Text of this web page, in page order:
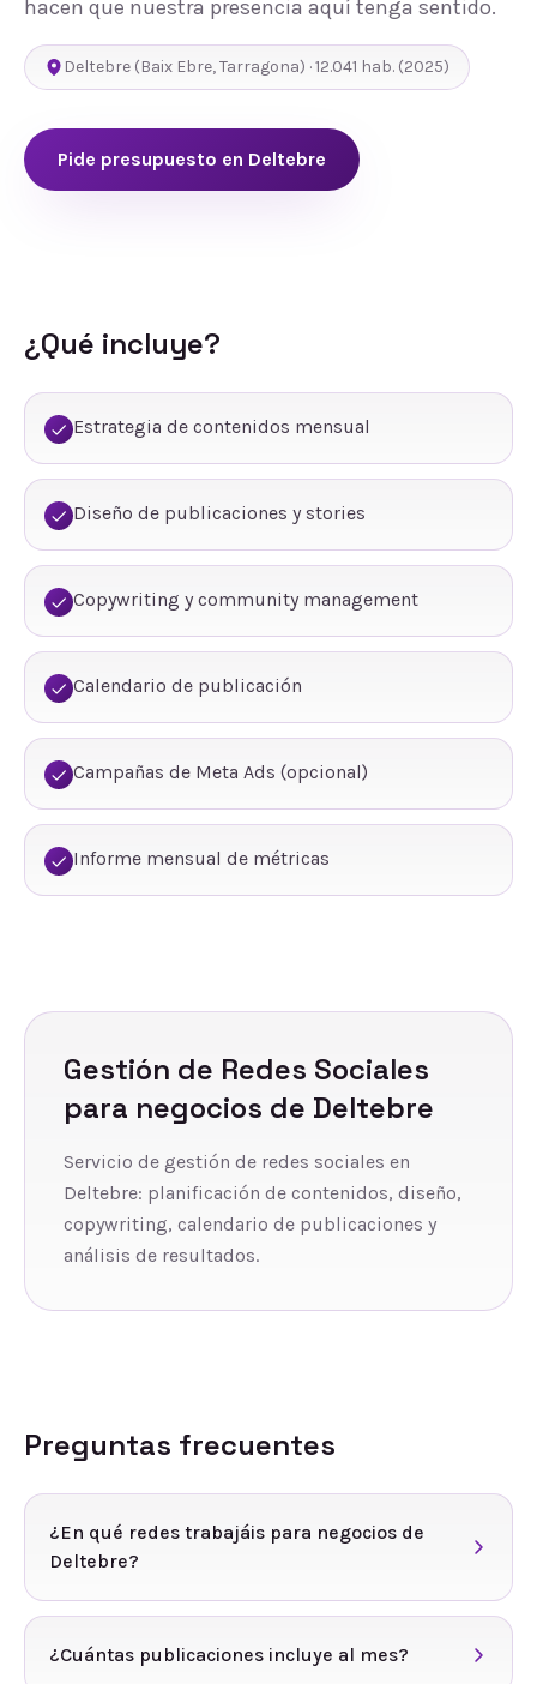
hacen que nuestra presencia aquí tenga sentido.
Deltebre (Baix Ebre,Tarragona) ·12.041 hab. (2025)
Pide presupuesto en Deltebre
¿Qué incluye?
Estrategia de contenidos mensual
Diseño de publicaciones y stories
Copywriting y community management
Calendario de publicación
Campañas de Meta Ads (opcional)
Informe mensual de métricas
Gestión de Redes Sociales
para negocios de Deltebre
Servicio de gestión de redes sociales en
Deltebre: planificación de contenidos, diseño,
copywriting, calendario de publicaciones y
análisis de resultados.
Preguntas frecuentes
¿En qué redes trabajáis para negocios de
Deltebre?
¿Cuántas publicaciones incluye al mes?